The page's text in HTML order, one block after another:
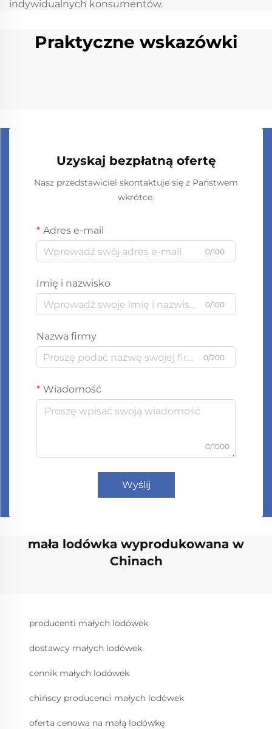
indywidualnych konsumentów.
Praktyczne wskazówki
Uzyskaj bezpłatną ofertę
Nasz przedstawiciel skontaktuje się z Państwem
wkrótce.
Adres e-mail
0/100
Imię i nazwisko
0/100
Nazwa firmy
0/200
Wiadomość
0/1000
Wyślij
mała lodówka wyprodukowana w
Chinach
producenti małych lodówek
dostawcy małych lodówek
cennik małych lodówek
chińscy producenci małych lodówek
oferta cenowa na małą lodówkę